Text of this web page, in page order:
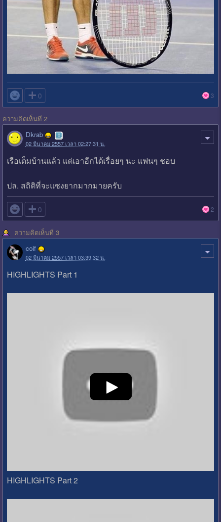
 0 3
ความคิดเห็นที่ 2
Dkrab
02 มีนาคม 2557 เวลา 02:27:31 น.
เรือเต็มบ้านแล้ว แต่เอาอีกได้เรื่อยๆ นะ แฟนๆ ชอบ
ปล. สถิติที่จะแซงยากมากมายครับ
 0 2
ความคิดเห็นที่ 3
coif
02 มีนาคม 2557 เวลา 03:39:32 น.
HIGHLIGHTS Part 1
HIGHLIGHTS Part 2